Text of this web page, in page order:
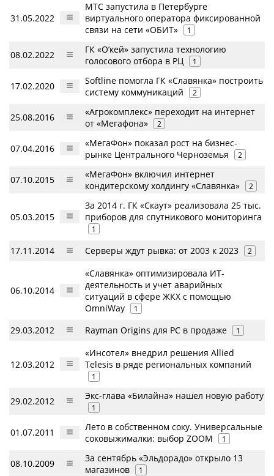
31.05.2022
МТС запустила в Петербурге
виртуального оператора фиксированной
связи на сети «ОБИТ»
1
08.02.2022
ГК «О’кей» запустила технологию
голосового отбора в РЦ
1
17.02.2020
Softline помогла ГК «Славянка» построить
систему коммуникаций
2
25.08.2016
«Агрокомплекс» переходит на интернет
от «Мегафона»
2
07.04.2016
«МегаФон» показал рост на бизнес-
рынке Центрального Черноземья
2
07.10.2015
«МегаФон» включил интернет
кондитерскому холдингу «Славянка»
2
05.03.2015
За 2014 г. ГК «Скаут» реализовала 25 тыс.
приборов для спутникового мониторинга
1
17.11.2014 Серверы ждут рывка: от 2003 к 2023 2
06.10.2014
«Славянка» оптимизировала ИТ-
деятельность и учет аварийных
ситуаций в сфере ЖКХ с помощью
OmniWay
1
29.03.2012 Rayman Origins для РС в продаже 1
12.03.2012
«Инсотел» внедрил решения Allied
Telesis в ряде региональных компаний
1
29.02.2012 Экс-глава «Билайна» нашел новую работу
1
01.07.2011
Лето в собственном соку. Универсальные
соковыжималки: выбор ZOOM
1
08.10.2009
За сентябрь «Эльдорадо» открыло 13
магазинов
1